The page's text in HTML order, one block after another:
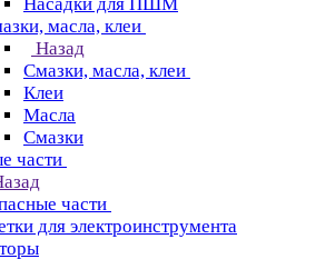
масла, клеи
Назад
Смазки, масла, клеи
Клеи
Масла
Смазки
части
части
для электроинструмента